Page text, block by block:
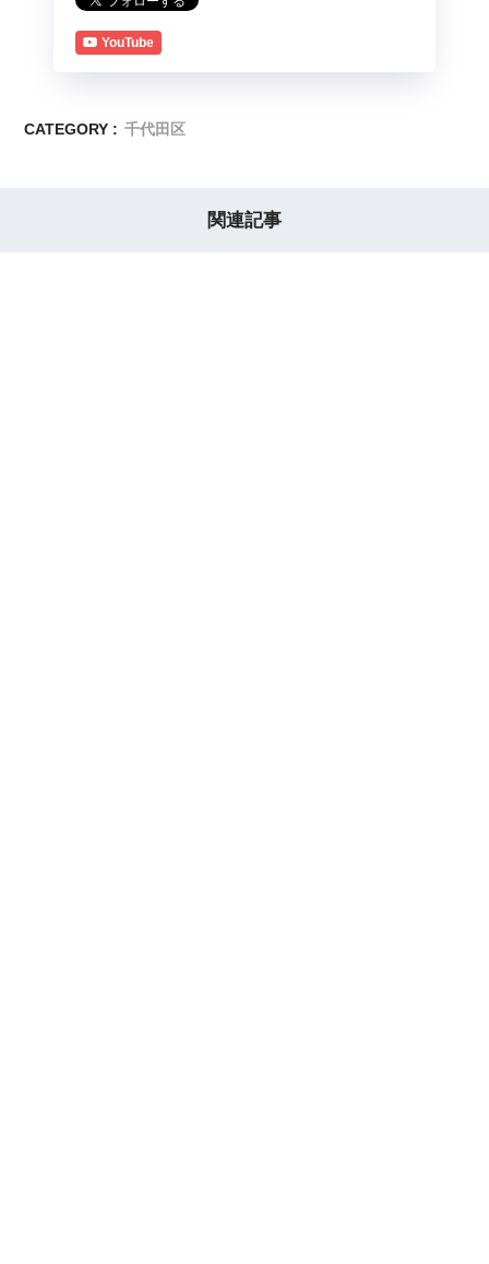
YouTube
CATEGORY : 千代田区
関連記事